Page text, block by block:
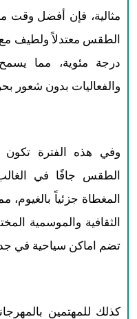
مثالية، فإن أفضل وقت
درجة مئوية، مما يسمح
والفعاليات بدون شعور
وفي هذه الفترة
الطقس جافًا في
المغطاة جزئياً بالغيوم،
الثقافية والموسمية
تضم اماكن سياحية في
كذلك للمهتمين